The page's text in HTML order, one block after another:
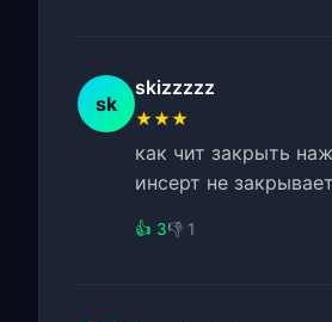
sk
skizzzzz
★★★
как чит закрыть
инсерт не
👍 3👎 1